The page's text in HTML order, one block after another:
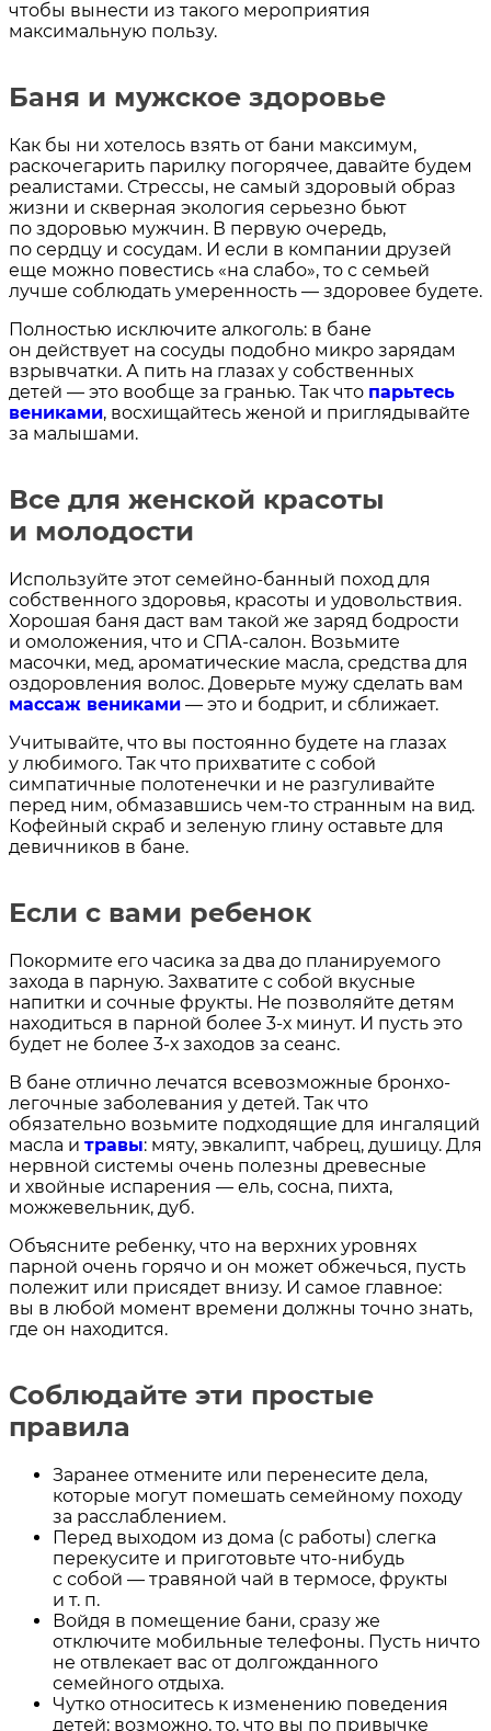
чтобы вынести из такого мероприятия
максимальную пользу.
Баня и мужское здоровье
Как бы ни хотелось взять от бани максимум,
раскочегарить парилку погорячее, давайте будем
реалистами. Стрессы, не самый здоровый образ
жизни и скверная экология серьезно бьют
по здоровью мужчин. В первую очередь,
по сердцу и сосудам. И если в компании друзей
еще можно повестись «на слабо», то с семьей
лучше соблюдать умеренность — здоровее будете.
Полностью исключите алкоголь: в бане
он действует на сосуды подобно микро зарядам
взрывчатки. А пить на глазах у собственных
детей — это вообще за гранью. Так что парьтесь
вениками, восхищайтесь женой и приглядывайте
за малышами.
Все для женской красоты
и молодости
Используйте этот семейно-банный поход для
собственного здоровья, красоты и удовольствия.
Хорошая баня даст вам такой же заряд бодрости
и омоложения, что и СПА-салон. Возьмите
масочки, мед, ароматические масла, средства для
оздоровления волос. Доверьте мужу сделать вам
массаж вениками — это и бодрит, и сближает.
Учитывайте, что вы постоянно будете на глазах
у любимого. Так что прихватите с собой
симпатичные полотенечки и не разгуливайте
перед ним, обмазавшись чем-то странным на вид.
Кофейный скраб и зеленую глину оставьте для
девичников в бане.
Если с вами ребенок
Покормите его часика за два до планируемого
захода в парную. Захватите с собой вкусные
напитки и сочные фрукты. Не позволяйте детям
находиться в парной более 3-х минут. И пусть это
будет не более 3-х заходов за сеанс.
В бане отлично лечатся всевозможные бронхо-
легочные заболевания у детей. Так что
обязательно возьмите подходящие для ингаляций
масла и травы: мяту, эвкалипт, чабрец, душицу. Для
нервной системы очень полезны древесные
и хвойные испарения — ель, сосна, пихта,
можжевельник, дуб.
Объясните ребенку, что на верхних уровнях
парной очень горячо и он может обжечься, пусть
полежит или присядет внизу. И самое главное:
вы в любой момент времени должны точно знать,
где он находится.
Соблюдайте эти простые
правила
Заранее отмените или перенесите дела,
которые могут помешать семейному походу
за расслаблением.
Перед выходом из дома (с работы) слегка
перекусите и приготовьте что-нибудь
с собой — травяной чай в термосе, фрукты
и т. п.
Войдя в помещение бани, сразу же
отключите мобильные телефоны. Пусть ничто
не отвлекает вас от долгожданного
семейного отдыха.
Чутко относитесь к изменению поведения
детей: возможно, то, что вы по привычке